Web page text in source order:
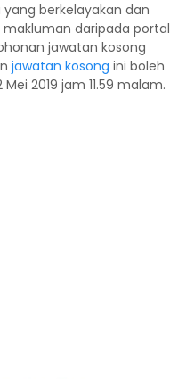
berkelayakan dan
makluman daripada portal
jawatan kosong
jawatan kosong ini boleh
2019 jam 11.59 malam.